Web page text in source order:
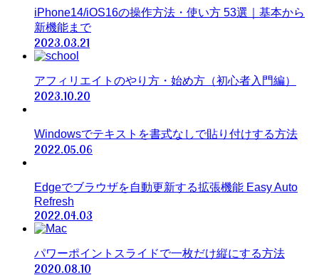
iPhone14/iOS16の操作方法・使い方 53選｜基本から
新機能まで
2023.03.21
アフィリエイトのやり方・始め方（初心者入門編）
2023.10.20
Windowsでテキストを書式なしで貼り付けする方法
2022.05.06
Edgeでブラウザを自動更新する拡張機能 Easy Auto
Refresh
2022.04.03
パワーポイントスライドで一枚だけ縦にする方法
2020.08.10